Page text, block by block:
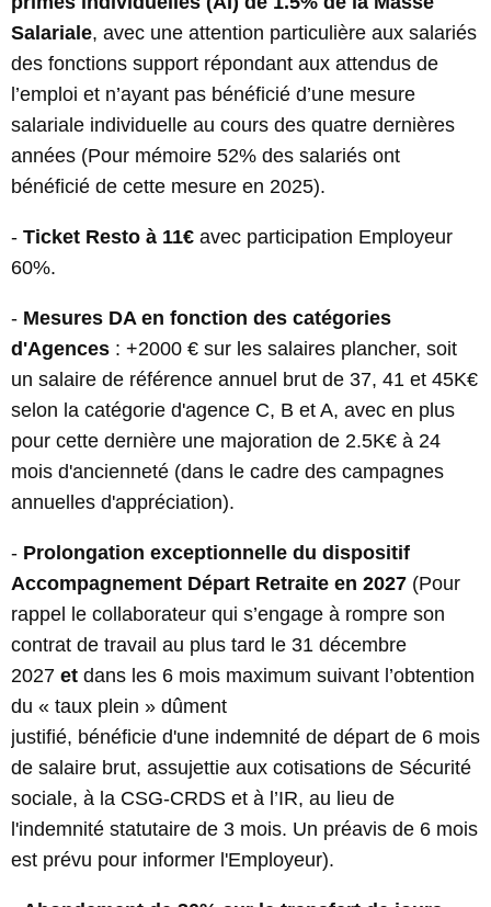
Salariale, avec une attention particulière aux salariés
des fonctions support répondant aux attendus de
l’emploi et n’ayant pas bénéficié d’une mesure
salariale individuelle au cours des quatre dernières
années (Pour mémoire 52% des salariés ont
bénéficié de cette mesure en 2025).
- Ticket Resto à 11€ avec participation Employeur
60%.
- Mesures DA en fonction des catégories
d'Agences : +2000 € sur les salaires plancher, soit
un salaire de référence annuel brut de 37, 41 et 45K€
selon la catégorie d'agence C, B et A, avec en plus
pour cette dernière une majoration de 2.5K€ à 24
mois d'ancienneté (dans le cadre des campagnes
annuelles d'appréciation).
- Prolongation exceptionnelle du dispositif
Accompagnement Départ Retraite en 2027 (Pour
rappel le collaborateur qui s’engage à rompre son
contrat de travail au plus tard le 31 décembre
2027 et dans les 6 mois maximum suivant l’obtention
du « taux plein » dûment
justifié, bénéficie d'une indemnité de départ de 6 mois
de salaire brut, assujettie aux cotisations de Sécurité
sociale, à la CSG-CRDS et à l’IR, au lieu de
l'indemnité statutaire de 3 mois. Un préavis de 6 mois
est prévu pour informer l'Employeur).